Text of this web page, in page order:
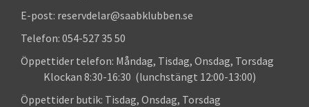
E-post: reservdelar@saabklubben.se
Telefon: 054-527 35 50
Öppettider telefon: Måndag, Tisdag, Onsdag, Torsdag
Klockan 8:30-16:30 (lunchstängt 12:00-13:00)
Öppettider butik: Tisdag, Onsdag, Torsdag